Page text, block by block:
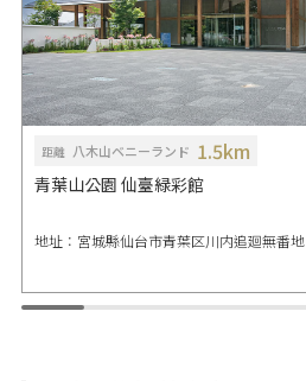
距離 八木山ベニーランド 1.5km
青葉山公園 仙臺緑彩館
地址：宮城縣仙台市青葉区川内追廻無番地